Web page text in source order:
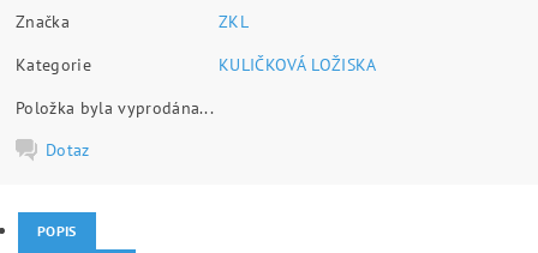
Značka
ZKL
Kategorie
KULIČKOVÁ LOŽISKA
Položka byla vyprodána...
Dotaz
POPIS